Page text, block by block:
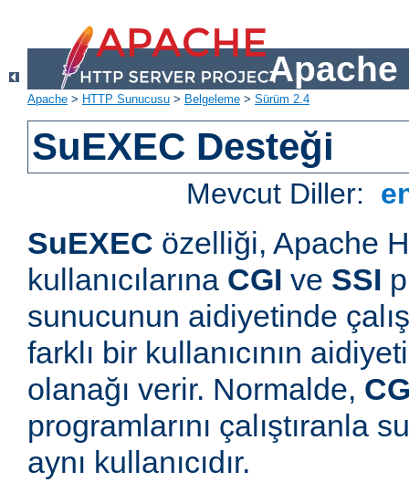
Apache
Apache > HTTP Sunucusu > Belgeleme > Sürüm 2.4
SuEXEC Desteği
Mevcut Diller:
SuEXEC özelliği, Apache
kullanıcılarına CGI ve SSI
sunucunun aidiyetinde
farklı bir kullanıcının
olanağı verir. Normalde,
programlarını çalıştıranla
aynı kullanıcıdır.